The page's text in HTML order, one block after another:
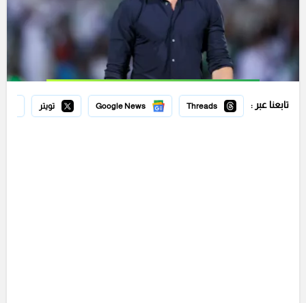
تابعنا عبر : Threads
Google News تويتر